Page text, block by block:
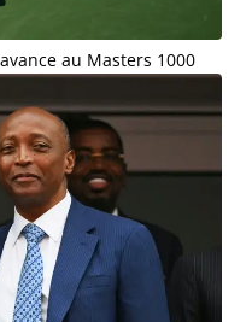
au Masters 1000